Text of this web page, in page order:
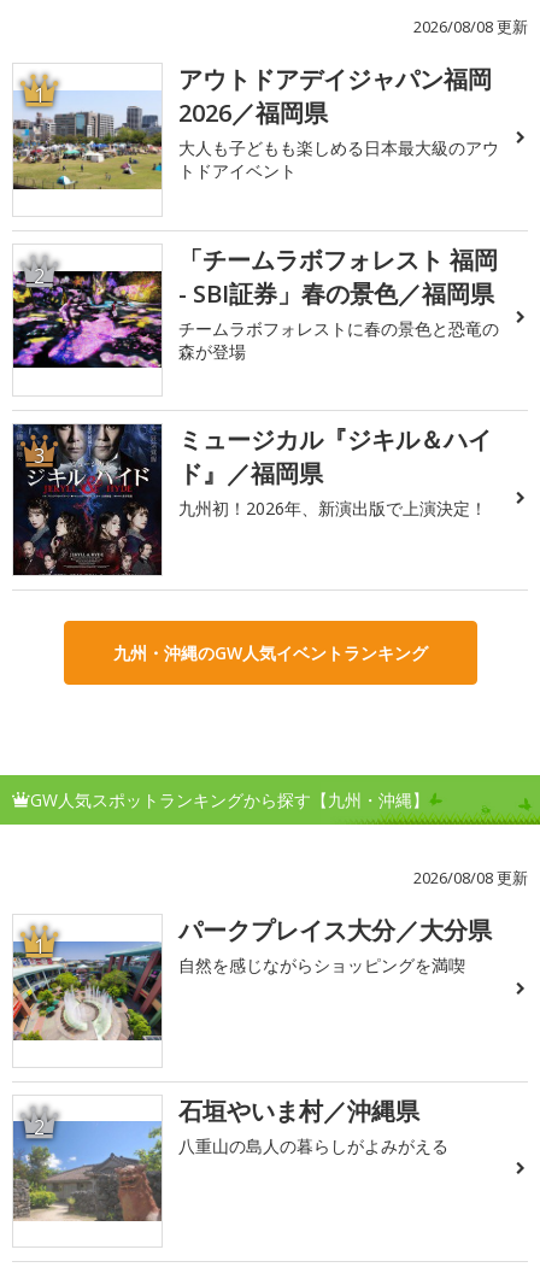
2026/08/08 更新
1
アウトドアデイジャパン福岡
2026／福岡県
大人も子どもも楽しめる日本最大級のアウ
トドアイベント
2
「チームラボフォレスト 福岡
- SBI証券」春の景色／福岡県
チームラボフォレストに春の景色と恐竜の
森が登場
3
ミュージカル『ジキル＆ハイ
ド』／福岡県
九州初！2026年、新演出版で上演決定！
九州・沖縄のGW人気イベントランキング
GW人気スポットランキングから探す【九州・沖縄】
2026/08/08 更新
1 パークプレイス大分／大分県
自然を感じながらショッピングを満喫
2 石垣やいま村／沖縄県
八重山の島人の暮らしがよみがえる